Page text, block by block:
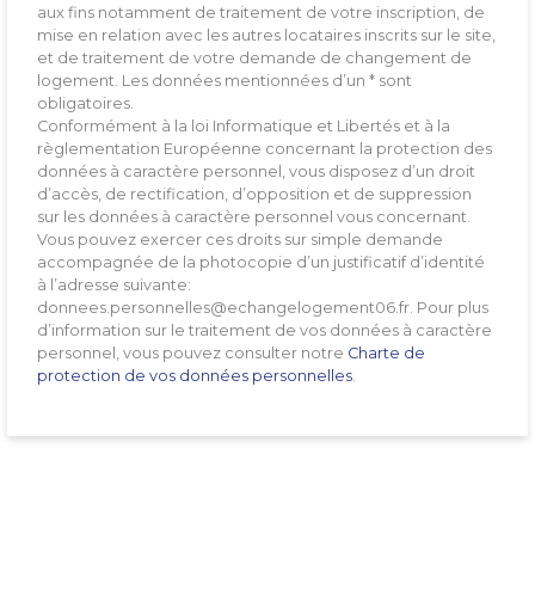
aux fins notamment de traitement de votre inscription, de
mise en relation avec les autres locataires inscrits sur le site,
et de traitement de votre demande de changement de
logement. Les données mentionnées d’un * sont
obligatoires.
Conformément à la loi Informatique et Libertés et à la
règlementation Européenne concernant la protection des
données à caractère personnel, vous disposez d’un droit
d’accès, de rectification, d’opposition et de suppression
sur les données à caractère personnel vous concernant.
Vous pouvez exercer ces droits sur simple demande
accompagnée de la photocopie d’un justificatif d’identité
à l’adresse suivante:
donnees.personnelles@echangelogement06.fr. Pour plus
d’information sur le traitement de vos données à caractère
personnel, vous pouvez consulter notre Charte de
protection de vos données personnelles